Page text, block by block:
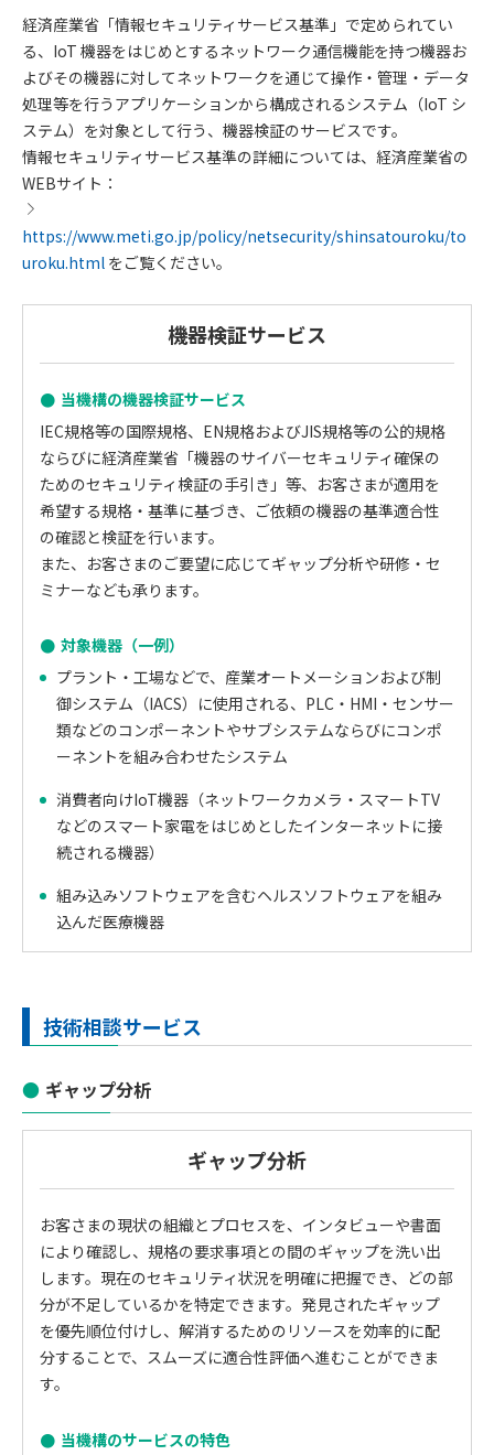
経済産業省「情報セキュリティサービス基準」で定められてい
る、IoT 機器をはじめとするネットワーク通信機能を持つ機器お
よびその機器に対してネットワークを通じて操作・管理・データ
処理等を行うアプリケーションから構成されるシステム（IoT シ
ステム）を対象として行う、機器検証のサービスです。
情報セキュリティサービス基準の詳細については、経済産業省の
WEBサイト：
https://www.meti.go.jp/policy/netsecurity/shinsatouroku/to
uroku.html をご覧ください。
機器検証サービス
当機構の機器検証サービス
IEC規格等の国際規格、EN規格およびJIS規格等の公的規格
ならびに経済産業省「機器のサイバーセキュリティ確保の
ためのセキュリティ検証の手引き」等、お客さまが適用を
希望する規格・基準に基づき、ご依頼の機器の基準適合性
の確認と検証を行います。
また、お客さまのご要望に応じてギャップ分析や研修・セ
ミナーなども承ります。
対象機器（一例）
プラント・工場などで、産業オートメーションおよび制
御システム（IACS）に使用される、PLC・HMI・センサー
類などのコンポーネントやサブシステムならびにコンポ
ーネントを組み合わせたシステム
消費者向けIoT機器（ネットワークカメラ・スマートTV
などのスマート家電をはじめとしたインターネットに接
続される機器）
組み込みソフトウェアを含むヘルスソフトウェアを組み
込んだ医療機器
技術相談サービス
ギャップ分析
ギャップ分析
お客さまの現状の組織とプロセスを、インタビューや書面
により確認し、規格の要求事項との間のギャップを洗い出
します。現在のセキュリティ状況を明確に把握でき、どの部
分が不足しているかを特定できます。発見されたギャップ
を優先順位付けし、解消するためのリソースを効率的に配
分することで、スムーズに適合性評価へ進むことができま
す。
当機構のサービスの特色